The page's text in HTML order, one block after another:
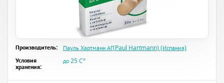
Производитель:
Пауль Хартманн АГ(Paul Hartmann) (Испания)
Условия
хранения:
до 25 C°